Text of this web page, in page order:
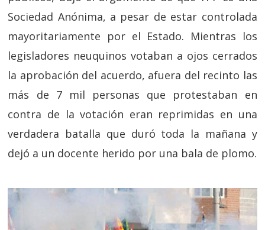
Sociedad Anónima, a pesar de estar controlada
mayoritariamente por el Estado. Mientras los
legisladores neuquinos votaban a ojos cerrados
la aprobación del acuerdo, afuera del recinto las
más de 7 mil personas que protestaban en
contra de la votación eran reprimidas en una
verdadera batalla que duró toda la mañana y
dejó a un docente herido por una bala de plomo.